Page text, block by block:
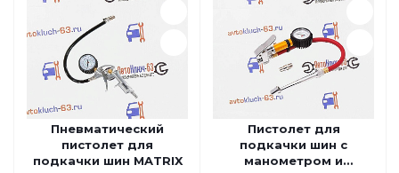
Пневматический
пистолет для
подкачки шин MATRIX
Пистолет для
подкачки шин с
манометром и